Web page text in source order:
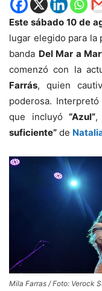
Este sábado 10 de
lugar elegido para la
banda Del Mar a
comenzó con la
Farrás, quien
poderosa.
que incluyó“Azul”,
suficiente” de
Mila Farras / Foto: Verock